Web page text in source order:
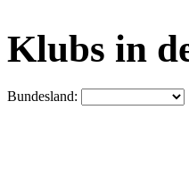
Klubs in
Bundesland: